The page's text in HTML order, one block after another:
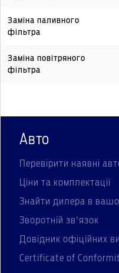
Заміна паливного
фільтра
Заміна повітряного
фільтра
Авто
Перевірити наявні
Ціни та комплектації
Знайти дилера в
Зворотній зв'язок
Довідник офіційних
Certificate of